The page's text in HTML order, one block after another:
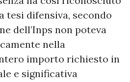
tesi difensiva, secondo
dell’Inps non poteva
nella
importo richiesto in
e significativa